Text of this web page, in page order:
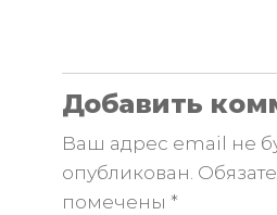
Добавить
Ваш адрес email не
опубликован.
помечены *